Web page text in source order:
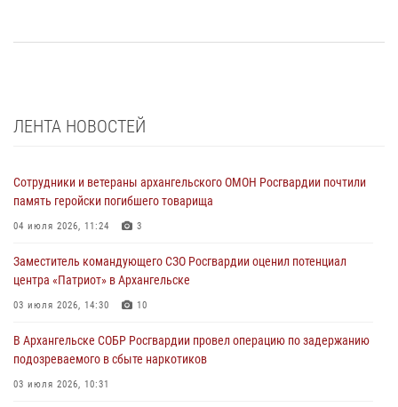
ЛЕНТА НОВОСТЕЙ
Сотрудники и ветераны архангельского ОМОН Росгвардии почтили
память геройски погибшего товарища
04 июля 2026, 11:24 3
Заместитель командующего СЗО Росгвардии оценил потенциал
центра «Патриот» в Архангельске
03 июля 2026, 14:30 10
В Архангельске СОБР Росгвардии провел операцию по задержанию
подозреваемого в сбыте наркотиков
03 июля 2026, 10:31